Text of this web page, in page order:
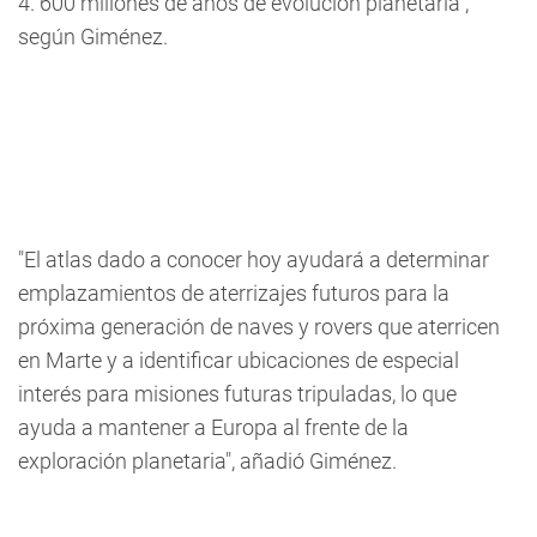
según Giménez.
"El atlas dado a conocer hoy ayudará a determinar
emplazamientos de aterrizajes futuros para la
próxima generación de naves y rovers que aterricen
en Marte y a identificar ubicaciones de especial
interés para misiones futuras tripuladas, lo que
ayuda a mantener a Europa al frente de la
exploración planetaria", añadió Giménez.